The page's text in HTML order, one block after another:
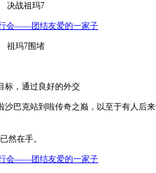
战祖玛7
玛7围堵
，通过良好的外交
克站到啦传奇之巅，以至于有人后来
然在手。